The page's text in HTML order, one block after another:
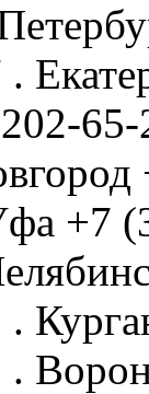
.
+7
.
.